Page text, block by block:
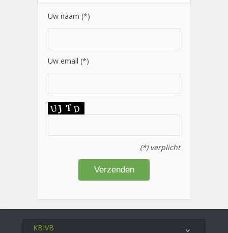
Uw naam (*)
Uw email (*)
(*) verplicht
KBIVB